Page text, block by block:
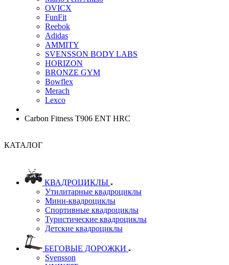
OVICX
FunFit
Reebok
Adidas
AMMITY
SVENSSON BODY LABS
HORIZON
BRONZE GYM
Bowflex
Merach
Lexco
Carbon Fitness T906 ENT HRC
КАТАЛОГ
КВАДРОЦИКЛЫ
Утилитарные квадроциклы
Мини-квадроциклы
Спортивные квадроциклы
Туристические квадроциклы
Детские квадроциклы
БЕГОВЫЕ ДОРОЖКИ
Svensson